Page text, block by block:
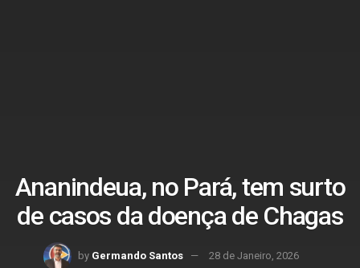
Ananindeua, no Pará, tem surto
de casos da doença de Chagas
by Germando Santos 28 de Janeiro, 2026